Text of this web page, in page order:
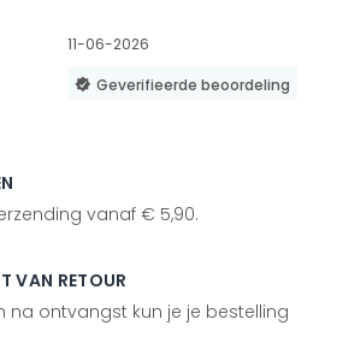
11-06-2026
Geverifieerde beoordeling
vanaf € 5,90.
VAN RETOUR
na ontvangst kun je je bestelling